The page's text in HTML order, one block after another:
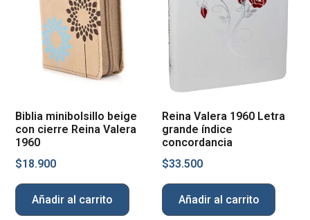
Biblia minibolsillo beige
con cierre Reina Valera
1960
$18.900
Añadir al carrito
Reina Valera 1960 Letra
grande índice
concordancia
$33.500
Añadir al carrito